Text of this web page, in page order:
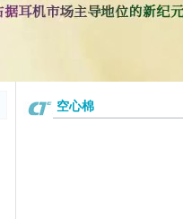
空心棉